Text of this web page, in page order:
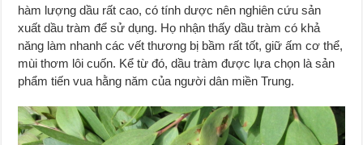
hàm lượng dầu rất cao, có tính dược nên nghiên cứu sản
xuất dầu tràm để sử dụng. Họ nhận thấy dầu tràm có khả
năng làm nhanh các vết thương bị bầm rất tốt, giữ ấm cơ thể,
mùi thơm lôi cuốn. Kể từ đó, dầu tràm được lựa chọn là sản
phẩm tiến vua hằng năm của người dân miền Trung.